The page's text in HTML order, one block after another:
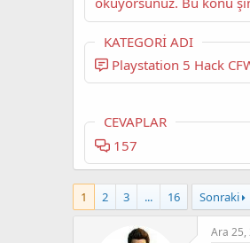
KATEGORI ADI
Playstation 5 Hack
CEVAPLAR
157
1 2 3 ... 16 Sonraki
Ara 25,